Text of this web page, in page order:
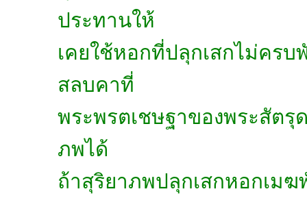
ประทานให้
เคยใช้หอกที่ปลุกเสกไม่คร
สลบคาที่
พระพรตเชษฐาของพระสัตรุ
ภพได้
ถ้าสุริยาภพปลุกเสกหอกเม